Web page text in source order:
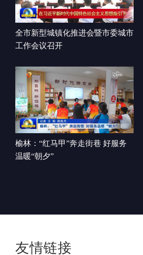
全市新型城镇化推进会暨市委城市
工作会议召开
榆林：“红马甲”奔走街巷 好服务
温暖“朝夕”
友情链接